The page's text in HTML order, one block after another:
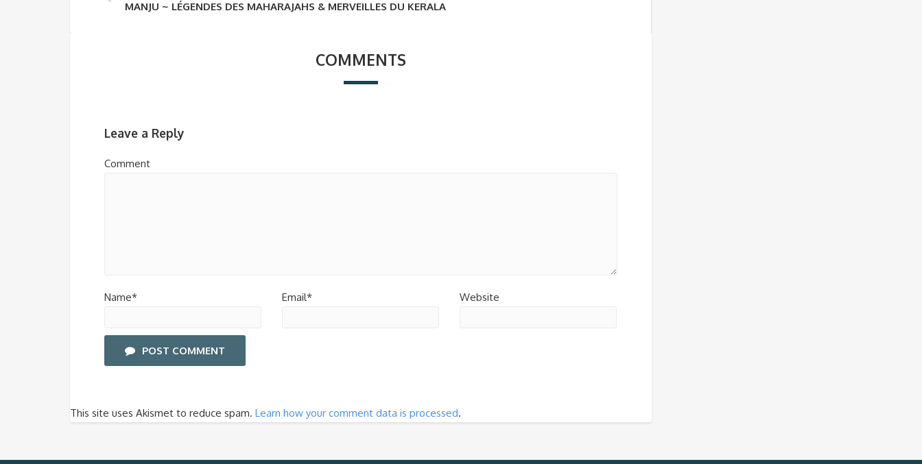
MANJU ~ LÉGENDES DES MAHARAJAHS & MERVEILLES DU KERALA
COMMENTS
Leave a Reply
Comment
Name* Email* Website
POST COMMENT
This site uses Akismet to reduce spam. Learn how your comment data is processed.